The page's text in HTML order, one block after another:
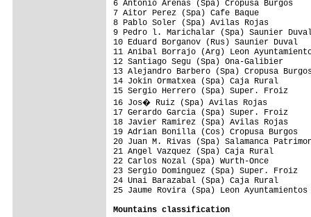
6 Antonio Arenas (Spa) Cropusa
7 Aitor Perez (Spa) Cafe Baque
8 Pablo Soler (Spa) Avilas Rojas
9 Pedro l. Marichalar (Spa) Saunier
10 Eduard Borganov (Rus) Saunier
11 Anibal Borrajo (Arg) Leon
12 Santiago Segu (Spa) Ona-
13 Alejandro Barbero (Spa) Cropusa
14 Jokin Ormatxea (Spa) Caja Rural
15 Sergio Herrero (Spa) Super.
16 Jos� Ruiz (Spa) Avilas Rojas
17 Gerardo Garcia (Spa) Super.
18 Javier Ramirez (Spa) Avilas
19 Adrian Bonilla (Cos) Cropusa
20 Juan M. Rivas (Spa) Salamanca
21 Angel Vazquez (Spa) Caja Rural
22 Carlos Nozal (Spa) Wurth-Once
23 Sergio Dominguez (Spa) Super.
24 Unai Barazabal (Spa) Caja Rural
25 Jaume Rovira (Spa) Leon
Mountains classification